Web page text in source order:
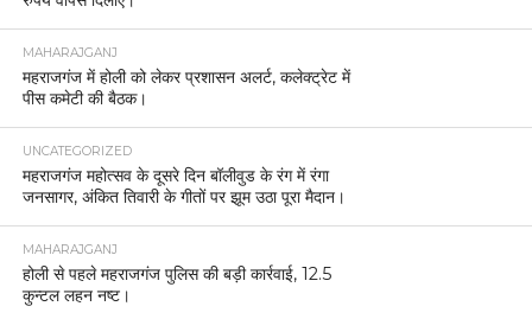
MAHARAJGANJ
महराजगंज में होली को लेकर प्रशासन अलर्ट, कलेक्ट्रेट में
पीस कमेटी की बैठक।
UNCATEGORIZED
महराजगंज महोत्सव के दूसरे दिन बॉलीवुड के रंग में रंगा
जनसागर, अंकित तिवारी के गीतों पर झूम उठा पूरा मैदान।
MAHARAJGANJ
होली से पहले महराजगंज पुलिस की बड़ी कार्रवाई, 12.5
कुन्टल लहन नष्ट।